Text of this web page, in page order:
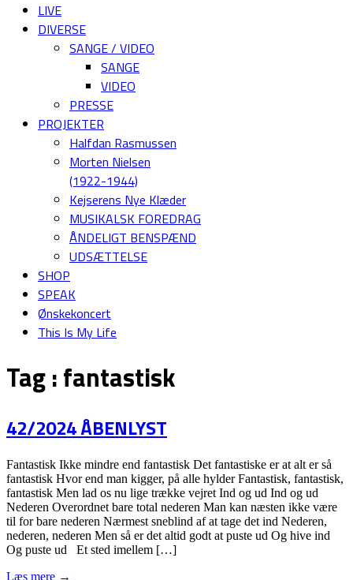
LIVE
DIVERSE
SANGE / VIDEO
SANGE
VIDEO
PRESSE
PROJEKTER
Halfdan Rasmussen
Morten Nielsen
(1922-1944)
Kejserens Nye Klæder
MUSIKALSK FOREDRAG
ÅNDELIGT BENSPÆND
UDSÆTTELSE
SHOP
SPEAK
Ønskekoncert
This Is My Life
Tag :fantastisk
42/2024 ÅBENLYST
Fantastisk Ikke mindre end fantastisk Det fantastiske er at alt er så
fantastisk Hvor end man kigger, på alle hylder Fantastisk, fantastisk,
fantastisk Men lad os nu lige trække vejret Ind og ud Ind og ud
Nederen Overordnet bare total nederen Man kan næsten ikke være
til for bare nederen Nærmest sneblind af at tage det ind Nederen,
nederen, nederen Men så er det altid godt at puste ud Og hive ind
Og puste ud Et sted imellem […]
Læs mere →